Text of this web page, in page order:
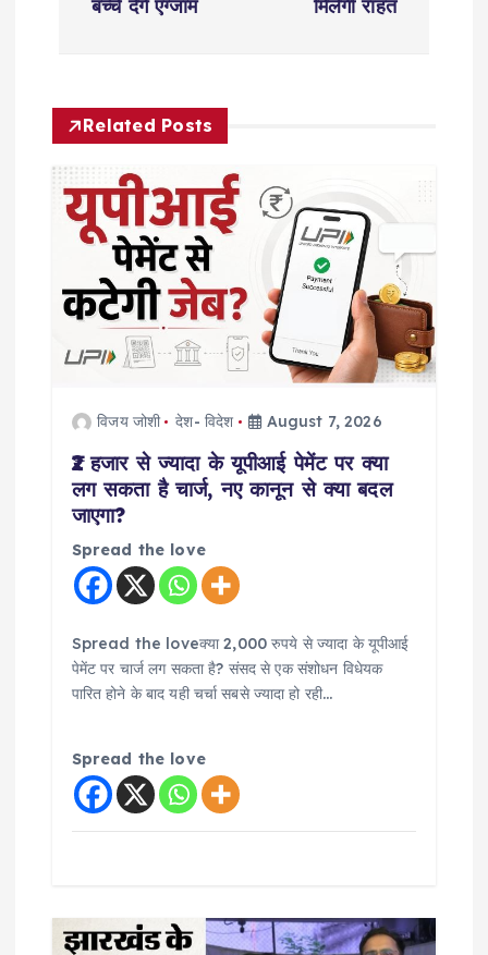
v
a
बच्चे देंगे एग्जाम मिलेगी राहत
Related Posts
विजय जोशी देश- विदेश August 7, 2026
₹2 हजार से ज्यादा के यूपीआई पेमेंट पर क्या
लग सकता है चार्ज, नए कानून से क्या बदल
जाएगा?
Spread the love
Spread the loveक्या 2,000 रुपये से ज्यादा के यूपीआई
पेमेंट पर चार्ज लग सकता है? संसद से एक संशोधन विधेयक
पारित होने के बाद यही चर्चा सबसे ज्यादा हो रही…
Spread the love